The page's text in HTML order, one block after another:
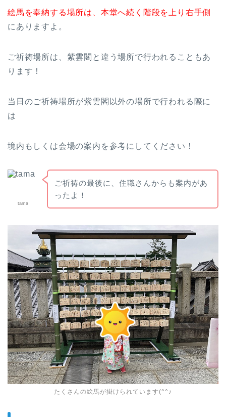
絵馬を奉納する場所は、本堂へ続く階段を上り右手側
にありますよ。
ご祈祷場所は、紫雲閣と違う場所で行われることもあ
ります！
当日のご祈祷場所が紫雲閣以外の場所で行われる際に
は
境内もしくは会場の案内を参考にしてください！
tama
ご祈祷の最後に、住職さんからも案内があ
ったよ！
たくさんの絵馬が掛けられています(^^♪